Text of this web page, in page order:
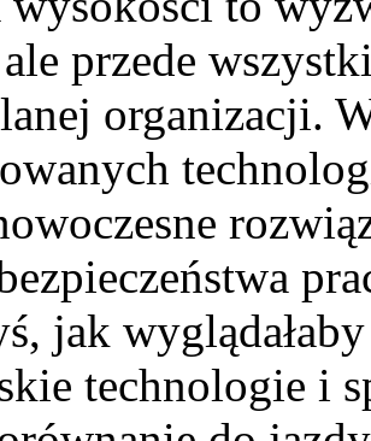
przede
organizacji.
jak
technologie i